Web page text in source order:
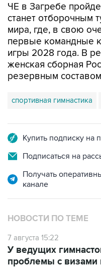
ЧЕ в Загребе
станет отборочным
мира, где, в свою
первые командные
игры 2028 года. В
женская сборная
резервным
спортивная гимнастика
Купить подписку на
Подписаться на
Получать
канале
НОВОСТИ ПО ТЕМЕ
7 августа 15:22
У ведущих
проблемы с визами